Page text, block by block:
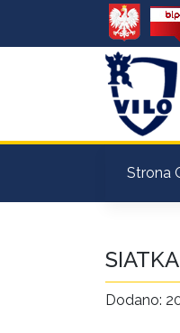
Strona
Dodano: